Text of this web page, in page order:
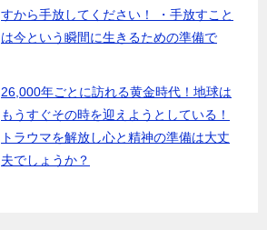
すから手放してください！ ・手放すこと
は今という瞬間に生きるための準備で
26,000年ごとに訪れる黄金時代！地球は
もうすぐその時を迎えようとしている！
トラウマを解放し心と精神の準備は大丈
夫でしょうか？